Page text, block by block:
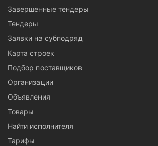
Завершенные тендеры
Тендеры
Заявки на субподряд
Карта строек
Подбор поставщиков
Организации
Объявления
Товары
Найти исполнителя
Тарифы